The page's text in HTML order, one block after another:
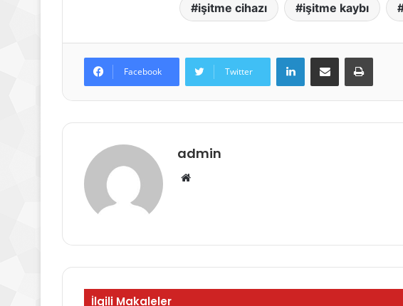
işitme cihazı işitme kaybı
Facebook Twitter
LinkedInE-Posta ile paylaş Yazdır
admin
Web
İlgili Makaleler